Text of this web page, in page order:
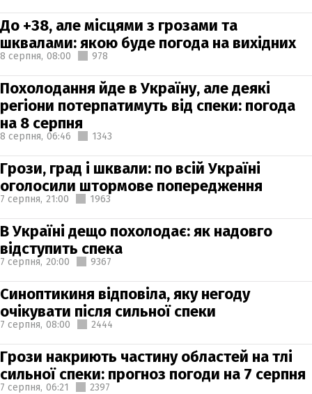
До +38, але місцями з грозами та
шквалами: якою буде погода на вихідних
8 серпня, 08:00 978
Похолодання йде в Україну, але деякі
регіони потерпатимуть від спеки: погода
на 8 серпня
8 серпня, 06:46 1343
Грози, град і шквали: по всій Україні
оголосили штормове попередження
7 серпня, 21:00 1963
В Україні дещо похолодає: як надовго
відступить спека
7 серпня, 20:00 9367
Синоптикиня відповіла, яку негоду
очікувати після сильної спеки
7 серпня, 08:00 2444
Грози накриють частину областей на тлі
сильної спеки: прогноз погоди на 7 серпня
7 серпня, 06:21 2397